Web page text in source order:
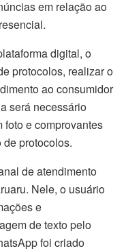
em relação ao
digital, o
protocolos, realizar o
ao consumidor
será necessário
foto e comprovantes
protocolos.
de atendimento
Nele, o usuário
e
de texto pelo
foi criado